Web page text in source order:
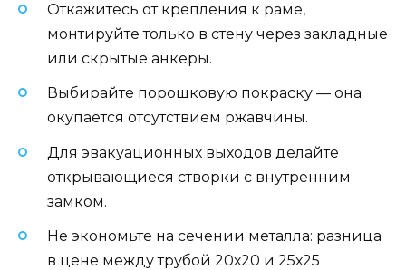
Откажитесь от крепления к раме,
монтируйте только в стену через закладные
или скрытые анкеры.
Выбирайте порошковую покраску — она
окупается отсутствием ржавчины.
Для эвакуационных выходов делайте
открывающиеся створки с внутренним
замком.
Не экономьте на сечении металла: разница
в цене между трубой 20х20 и 25х25